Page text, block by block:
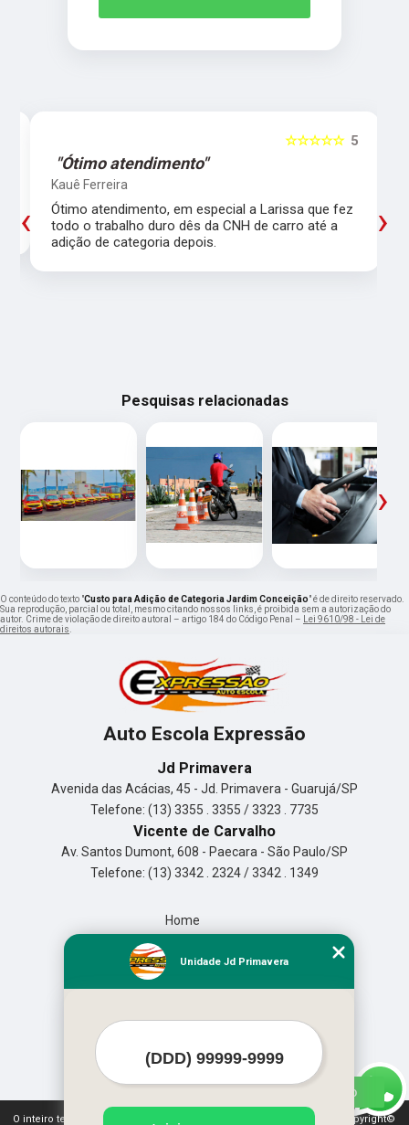
5
☆☆☆☆☆
"Ótimo atendimento"
Kauê Ferreira
Ótimo atendimento, em especial a Larissa que fez
todo o trabalho duro dês da CNH de carro até a
adição de categoria depois.
‹ ›
Pesquisas relacionadas
‹ ›
O conteúdo do texto "Custo para Adição de Categoria Jardim Conceição" é de direito reservado.
Sua reprodução, parcial ou total, mesmo citando nossos links, é proibida sem a autorização do
autor. Crime de violação de direito autoral – artigo 184 do Código Penal –
Lei 9610/98 - Lei de
direitos autorais
Auto Escola Expressão
Jd Primavera
Avenida das Acácias, 45 - Jd. Primavera - Guarujá/SP
Telefone: (13) 3355 . 3355 / 3323 . 7735
Vicente de Carvalho
Av. Santos Dumont, 608 - Paecara - São Paulo/SP
Telefone: (13) 3342 . 2324 / 3342 . 1349
Home
Missão
Mapa do site
O inteiro teor deste site está sujeito à proteção de direitos autorais. Copyright©
Unidade Jd Primavera